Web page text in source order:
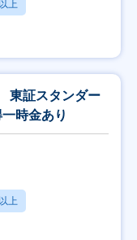
上
東証スタンダー
時金あり
上